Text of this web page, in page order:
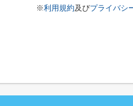
※利用規約及びプライバシ